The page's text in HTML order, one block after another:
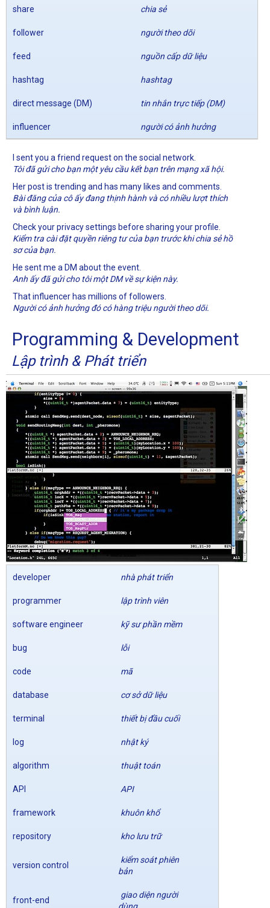
share chia sẻ
follower người theo dõi
feed nguồn cấp dữ liệu
hashtag hashtag
direct message (DM) tin nhắn trực tiếp (DM)
influencer người có ảnh hưởng
I sent you a friend request on the social network.
Tôi đã gửi cho bạn một yêu cầu kết bạn trên mạng xã hội.
Her post is trending and has many likes and comments.
Bài đăng của cô ấy đang thịnh hành và có nhiều lượt thích
và bình luận.
Check your privacy settings before sharing your profile.
Kiểm tra cài đặt quyền riêng tư của bạn trước khi chia sẻ hồ
sơ của bạn.
He sent me a DM about the event.
Anh ấy đã gửi cho tôi một DM về sự kiện này.
That influencer has millions of followers.
Người có ảnh hưởng đó có hàng triệu người theo dõi.
Programming & Development
Lập trình & Phát triển
developer nhà phát triển
programmer lập trình viên
software engineer kỹ sư phần mềm
bug lỗi
code mã
database cơ sở dữ liệu
terminal thiết bị đầu cuối
log nhật ký
algorithm thuật toán
API API
framework khuôn khổ
repository kho lưu trữ
version control
kiểm soát phiên
bản
front-end
giao diện người